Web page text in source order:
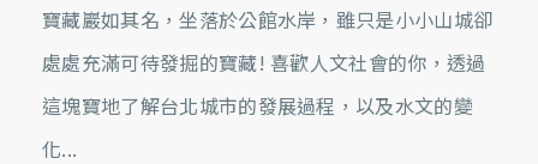
寶藏巖如其名，坐落於公館水岸，雖只是小小山城卻
處處充滿可待發掘的寶藏! 喜歡人文社會的你，透過
這塊寶地了解台北城市的發展過程，以及水文的變
化...